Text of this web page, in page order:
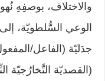
والاختلاف، بوصفِهِ
الوعي السُّلطويّة،
جدَليّة (الفاعل/
(القصديّة التَّخارُجيّة